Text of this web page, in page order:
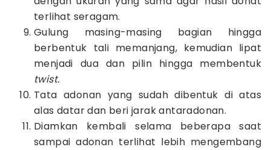
terlihat seragam.
Gulung masing-masing bagian hingga
berbentuk tali memanjang, kemudian lipat
menjadi dua dan pilin hingga membentuk
twist.
Tata adonan yang sudah dibentuk di atas
alas datar dan beri jarak antaradonan.
Diamkan kembali selama beberapa saat
sampai adonan terlihat lebih mengembang